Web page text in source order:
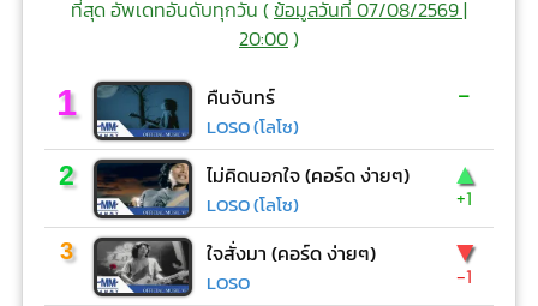
ที่สุด อัพเดทอันดับทุกวัน (ข้อมูลวันที่ 07/08/2569 |
20:00)
1 คืนจันทร์
LOSO (โลโซ)
-
2 ไม่คิดนอกใจ (คอร์ด ง่ายๆ)
LOSO (โลโซ)
▲
+1
3 ใจสั่งมา (คอร์ด ง่ายๆ)
LOSO
▼
-1